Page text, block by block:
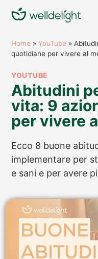
Home » YouTube »
quotidiane per vivere al
YOUTUBE
Abitudini
vita: 9
per vivere
Ecco 8 buone
implementare per
e sani e per avere